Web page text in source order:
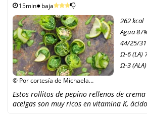
acelgas
15min baja
© Por cortesía de Michaela
262 kcal
Agua
44/25/31
Ω-6 (LA)
Ω-3
Estos rollitos de pepino rellenos de crema
acelgas son muy ricos en vitamina K,